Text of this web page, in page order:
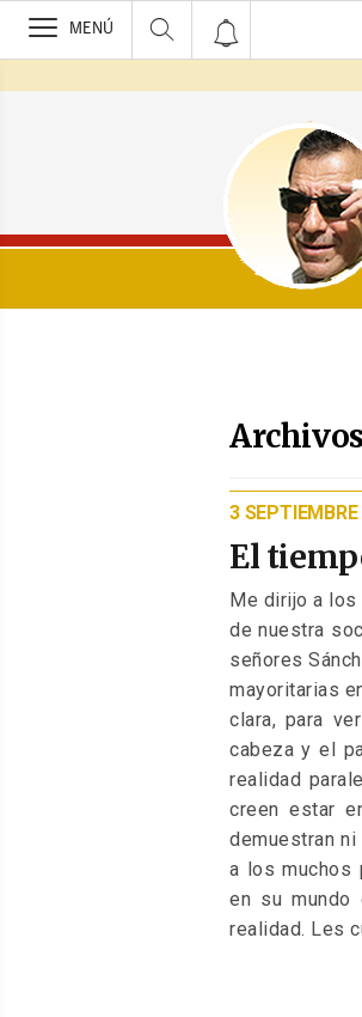
>
MENÚ
PUBLICADO
EL
3
El
Me dirijo a
de nuestra
señores
mayoritarias
clara, para
cabeza y el
realidad
creen estar
demuestran
a los muchos
en su mundo
realidad. Les